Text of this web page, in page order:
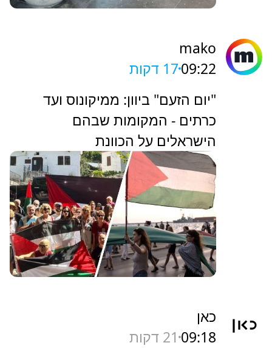
mako
09:2217 דקות
"יום הזעם" ביוון: ממיקונוס ועד
כרתים - המקומות שבהם
הישראלים על הכוונת
כאן
09:18 21 דקות